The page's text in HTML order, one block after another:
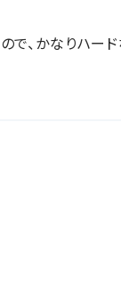
、かなりハー